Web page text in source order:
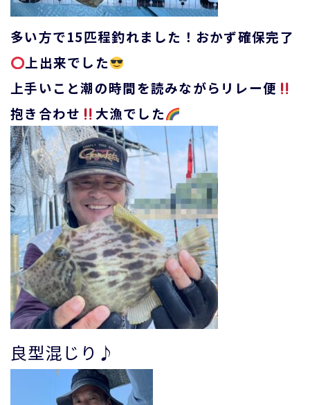
多い方で15匹程釣れました！おかず確保完了
上出来でした
上手いこと潮の時間を読みながらリレー便
抱き合わせ
大漁でした
良型混じり♪